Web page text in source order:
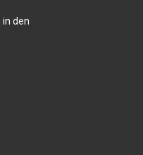
in den